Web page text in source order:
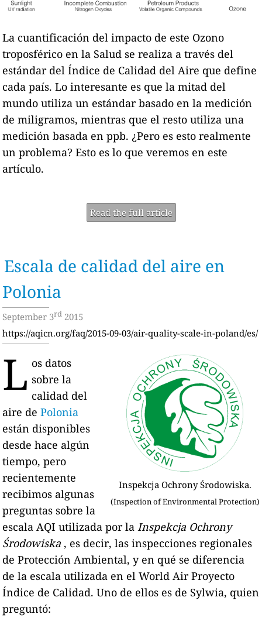
La cuantificación del impacto de este Ozono
troposférico en la Salud se realiza a través del
estándar del Índice de Calidad del Aire que define
cada país. Lo interesante es que la mitad del
mundo utiliza un estándar basado en la medición
de miligramos, mientras que el resto utiliza una
medición basada en ppb. ¿Pero es esto realmente
un problema? Esto es lo que veremos en este
artículo.
Read the full article
Escala de calidad del aire en
Polonia
September 3rd 2015
https://aqicn.org/faq/2015-09-03/air-quality-scale-in-poland/es/
Inspekcja Ochrony Środowiska.
(Inspection of Environmental Protection)
L os datos
sobre la
calidad del
aire dePolonia
están disponibles
desde hace algún
tiempo, pero
recientemente
recibimos algunas
preguntas sobre la
escala AQI utilizada por la Inspekcja Ochrony
Środowiska , es decir, las inspecciones regionales
de Protección Ambiental, y en qué se diferencia
de la escala utilizada en el World Air Proyecto
Índice de Calidad. Uno de ellos es de Sylwia, quien
preguntó: